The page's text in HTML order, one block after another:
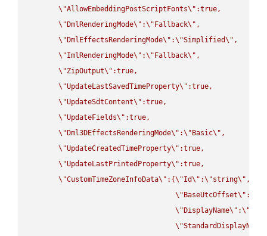
\"AllowEmbeddingPostScriptFonts\" :true,
\" DmlRenderingMode\" :\" Fallback\" ,
\" DmlEffectsRenderingMode\" :\"Simplified\" ,
\"ImlRenderingMode\" :\" Fallback\" ,
\"ZipOutput\" :true,
\"UpdateLastSavedTimeProperty\" :true,
\"UpdateSdtContent\" :true,
\"UpdateFields\" :true,
\" Dml3DEffectsRenderingMode\" :\" Basic\" ,
\"UpdateCreatedTimeProperty\" :true,
\"UpdateLastPrintedProperty\" :true,
\"CustomTimeZoneInfoData\" :{\"Id\" :\"string\" ,
\" BaseUtcOffset\" :
\" DisplayName\" :\"
\"StandardDisplayName